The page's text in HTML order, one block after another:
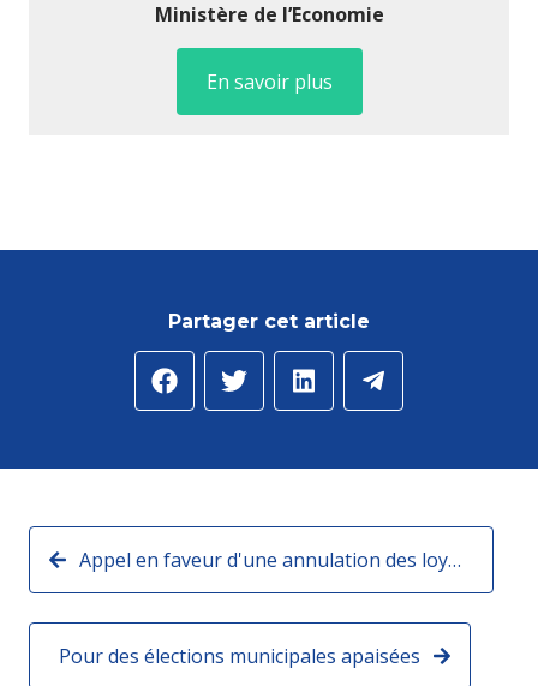
Ministère de l’Economie
En savoir plus
Partager cet article
Appel en faveur d'une annulation des loyers pour les commerçants et artisans
Pour des élections municipales apaisées